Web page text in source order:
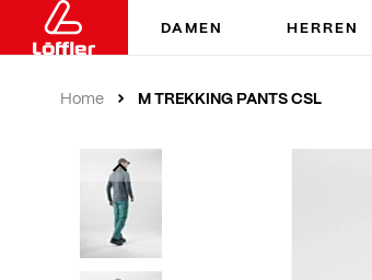
DAMEN HERREN
Home M TREKKING PANTS CSL